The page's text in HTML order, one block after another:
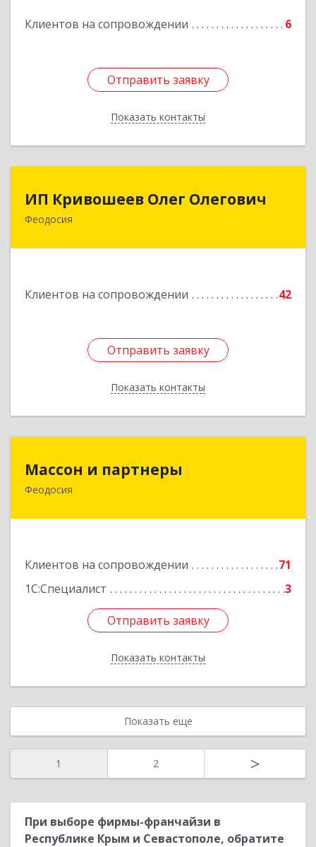
Клиентов на сопровождении 6
Отправить заявку
Показать контакты
Отправить заявку
Назад
ИП Кривошеев Олег Олегович
Феодосия
Клиентов на сопровождении 42
Отправить заявку
Показать контакты
Отправить заявку
Назад
Массон и партнеры
Феодосия
Клиентов на сопровождении
71
1С:Специалист
3
Отправить заявку
Показать контакты
298112, Крым Респ, Феодосия г, Крымская ул,
Отправить заявку
Назад
Показать еще
1 2 >
При выборе фирмы-франчайзи в
Республике Крым и Севастополе, обратите